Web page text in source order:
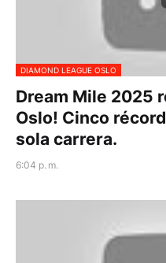
DIAMOND LEAGUE OSLO
Dream Mile 2025
Oslo! Cinco
sola carrera.
6:04 p. m.